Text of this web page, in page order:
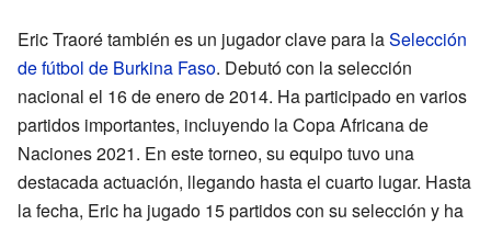
Eric Traoré también es un jugador clave para laSelección
de fútbol de Burkina Faso. Debutó con la selección
nacional el 16 de enero de 2014. Ha participado en varios
partidos importantes, incluyendo la Copa Africana de
Naciones 2021. En este torneo, su equipo tuvo una
destacada actuación, llegando hasta el cuarto lugar. Hasta
la fecha, Eric ha jugado 15 partidos con su selección y ha